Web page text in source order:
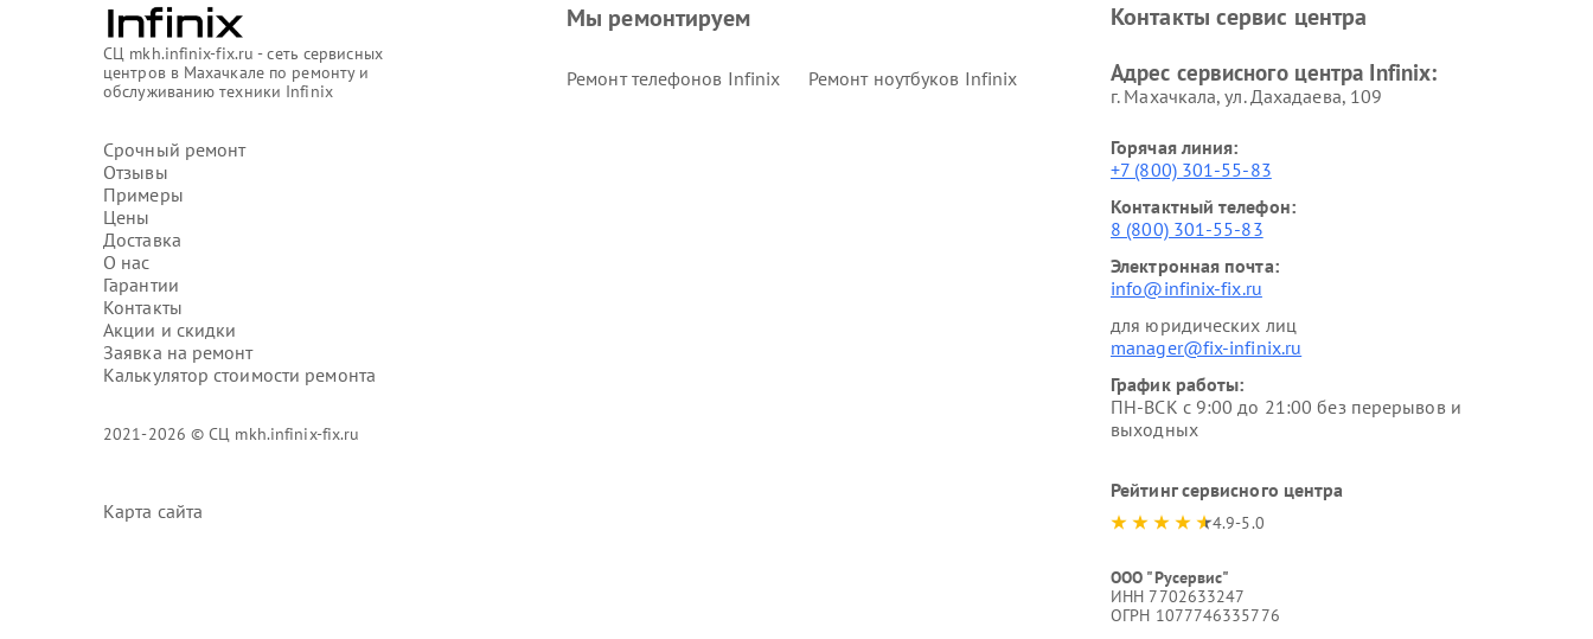
СЦ mkh.infinix-fix.ru - сеть сервисных
центров в Махачкале по ремонту и
обслуживанию техники Infinix
Срочный ремонт
Отзывы
Примеры
Цены
Доставка
О нас
Гарантии
Контакты
Акции и скидки
Заявка на ремонт
Калькулятор стоимости ремонта
2021-2026 © СЦ mkh.infinix-fix.ru
Карта сайта
Мы ремонтируем
Ремонт телефонов Infinix Ремонт ноутбуков Infinix
Контакты сервис центра
Адрес сервисного центра Infinix:
г. Махачкала, ул. Дахадаева, 109
Горячая линия:
+7 (800) 301-55-83
Контактный телефон:
8 (800) 301-55-83
Электронная почта:
info@infinix-fix.ru
для юридических лиц
manager@fix-infinix.ru
График работы:
ПН-ВСК с 9:00 до 21:00 без перерывов и
выходных
Рейтинг сервисного центра
4.9-5.0
ООО "Русервис"
ИНН 7702633247
ОГРН 1077746335776